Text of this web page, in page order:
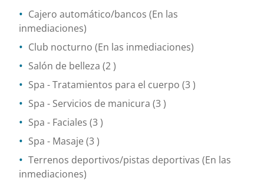
Cajero automático/bancos (En las
inmediaciones)
Club nocturno (En las inmediaciones)
Salón de belleza (2 )
Spa - Tratamientos para el cuerpo (3 )
Spa - Servicios de manicura (3 )
Spa - Faciales (3 )
Spa - Masaje (3 )
Terrenos deportivos/pistas deportivas (En las
inmediaciones)